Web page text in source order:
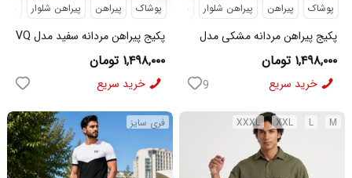
پوشاک پیراهن پیراهن شلوار
پکیج پیراهن مردانه سفید مدل VQ
شلوار مردانه مشکی مدل MOBIN
۱,۴۹۸,۰۰۰ تومان
خرید سریع
پوشاک پیراهن پیراهن شلوار شلوار مردانه
پکیج پیراهن مردانه مشکی مدل
VQ شلوار مردانه خاکی مدل
MOBIN
۱,۴۹۸,۰۰۰ تومان
خرید سریع 9
فری سایز M
L
XXL
XXXL